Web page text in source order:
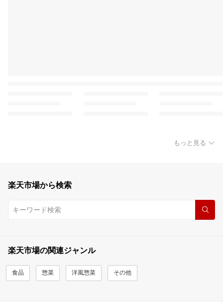
もっと見る
楽天市場から検索
楽天市場の関連ジャンル
食品 惣菜 洋風惣菜 その他